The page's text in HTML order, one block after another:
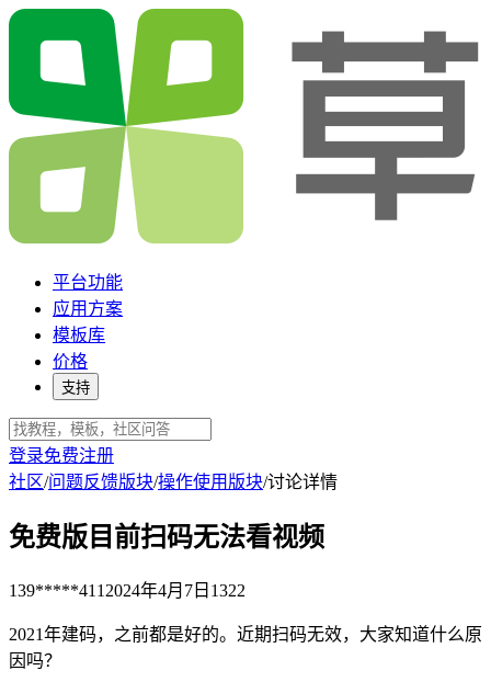
平台功能
应用方案
模板库
价格
支持
登录免费注册
社区/问题反馈版块/操作使用版块/讨论详情
免费版目前扫码无法看视频
139*****411 2024年4月7日 1322
2021年建码，之前都是好的。近期扫码无效，大家知道什么原
因吗？